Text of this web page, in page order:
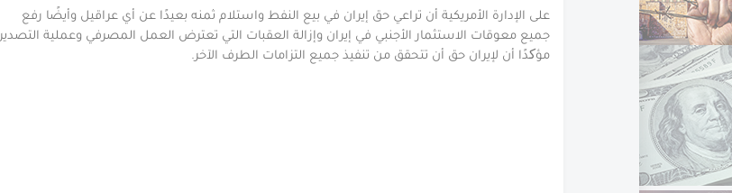
على الإدارة الأمريكية أن تراعي حق إيران في بيع النفط واستلام ثمنه بعيدًا عن أي عراقيل وأيضًا رفع
جميع معوقات الاستثمار الأجنبي في إيران وإزالة العقبات التي تعترض العمل المصرفي وعملية التصدير
مؤکدًا أن لإيران حق أن تتحقق من تنفيذ جميع التزامات الطرف الآخر.